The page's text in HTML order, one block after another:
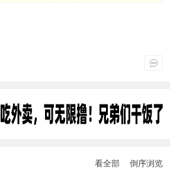
看全部 倒序浏览